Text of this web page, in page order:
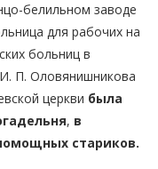
белильном заводе
для рабочих на
больниц в
П. Оловянишникова
церкви была
, в
стариков.